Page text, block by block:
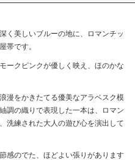
く美しいブルーの地に、ロマンチッ
帯です。
ークピンクが優しく映え、ほのかな
漫をかきたてる優美なアラベスク模
調の織りで表現した一本は、ロマン
洗練された大人の遊び心を演出して
感のでた、ほどよい張りがあります